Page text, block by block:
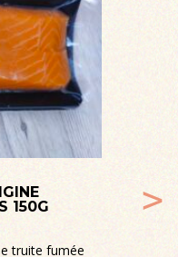
150G
truite fumée